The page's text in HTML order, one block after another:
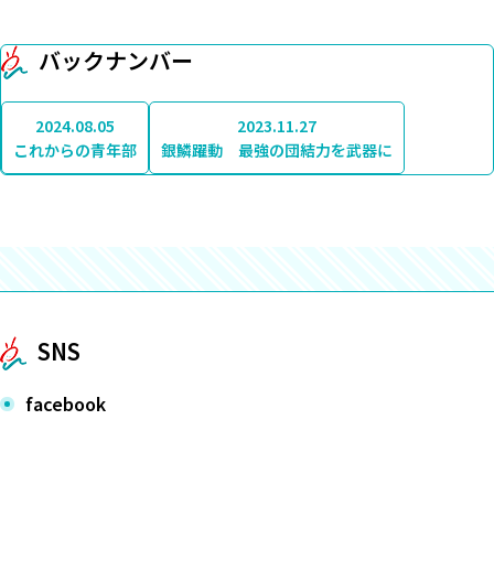
バックナンバー
2024.08.05
これからの青年部
2023.11.27
銀鱗躍動 最強の団結力を武器に
SNS
facebook